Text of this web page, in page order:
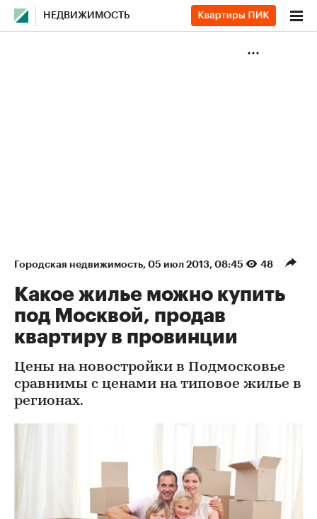
НЕДВИЖИМОСТЬ
Городская недвижимость⁠, 05 июл 2013, 08:45 48
Какое жилье можно купить
под Москвой, продав
квартиру в провинции
Цены на новостройки в Подмосковье
сравнимы с ценами на типовое жилье в
регионах.